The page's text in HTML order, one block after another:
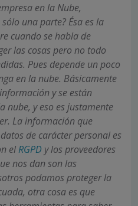
en la Nube,
una parte? Ésa es la
cuando se habla de
las cosas pero no todo
Pues depende un poco
en la nube. Básicamente
y se están
nube, y eso es justamente
La información que
de carácter personal es
elRGPD y los proveedores
nos dan son las
podamos proteger la
otra cosa es que